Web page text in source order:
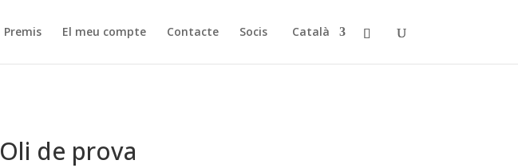
Premis El meu compte Contacte Socis Català
Oli de prova